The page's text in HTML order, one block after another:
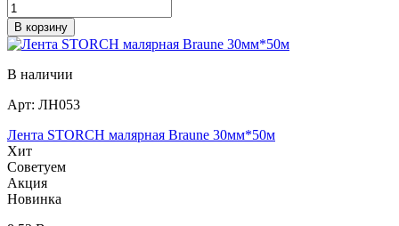
В корзину
В наличии
Арт: ЛН053
Лента STORCH малярная Braune 30мм*50м
Хит
Советуем
Акция
Новинка